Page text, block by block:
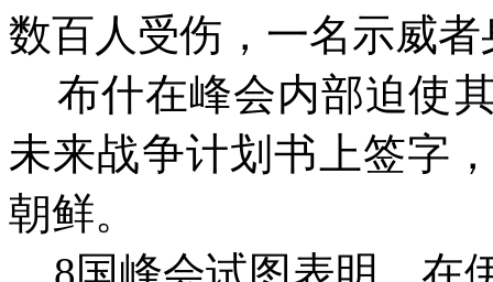
数百人受伤，一名示威者
布什在峰会内部迫使
未来战争计划书上签字
朝鲜。